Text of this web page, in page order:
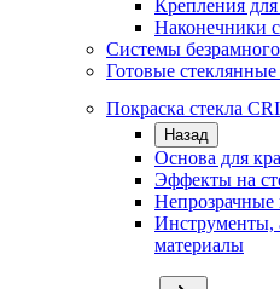
Крепления
Наконечники
Системы
Готовые
Покраска стекла
Назад
Основа для
Эффекты на
Непрозрачные
Инструменты,
материалы